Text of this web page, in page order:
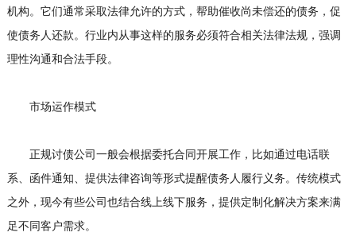
机构。它们通常采取法律允许的方式，帮助催收尚未偿还的债务，促
使债务人还款。行业内从事这样的服务必须符合相关法律法规，强调
理性沟通和合法手段。
市场运作模式
正规讨债公司一般会根据委托合同开展工作，比如通过电话联
系、函件通知、提供法律咨询等形式提醒债务人履行义务。传统模式
之外，现今有些公司也结合线上线下服务，提供定制化解决方案来满
足不同客户需求。